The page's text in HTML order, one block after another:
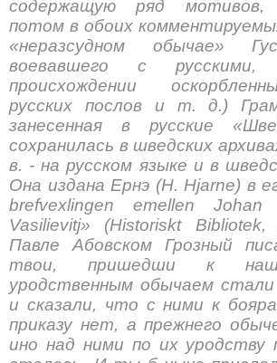
содержащую ряд мотивов,
потом в обоих
«неразсудном обычае»
воевавшего с
происхождении
русских послов и т. д.)
занесенная в русские
сохранилась в шведских
в. - на русском языке и в
Она издана Ернэ (Н. Hjarne) в
brefvexlingen emellen
Vasilievitj» (Historiskt
Павле Абовском Грозный
твои, пришедши к
уродственным обычаем
и сказали, что с ними к
приказу нет, а прежнего
ино над ними по их